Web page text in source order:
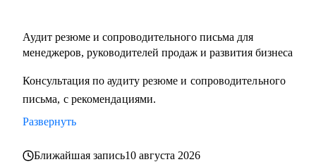
• Определиться с карьерной целью.
уровня до руководителя подразделения.
команды.
сотрудником/руководителем.
Аудит резюме и сопроводительного письма для
менеджеров, руководителей продаж и развития бизнеса
Консультация по аудиту резюме и сопроводительного
письма, с рекомендациями.
Развернуть
Ближайшая запись10 августа 2026